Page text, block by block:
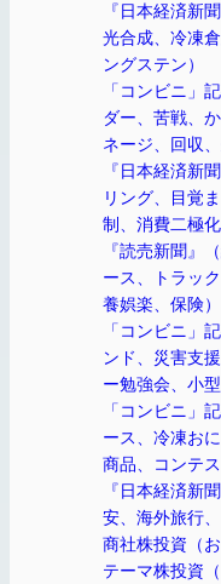
『日本経済新
光合成、冷凍
ングステン）
「コンビニ」
ダー、苦戦、
ネージ、回収
『日本経済新
リング、目覚
制、消費二極化
『読売新聞』
ース、トラッ
養娯楽、保険）
「コンビニ」
ンド、災害支
ー勉強会、小型
「コンビニ」
ース、冷凍お
商品、コンテス
『日本経済新
安、海外旅行
商社株投資（
テーマ株投資